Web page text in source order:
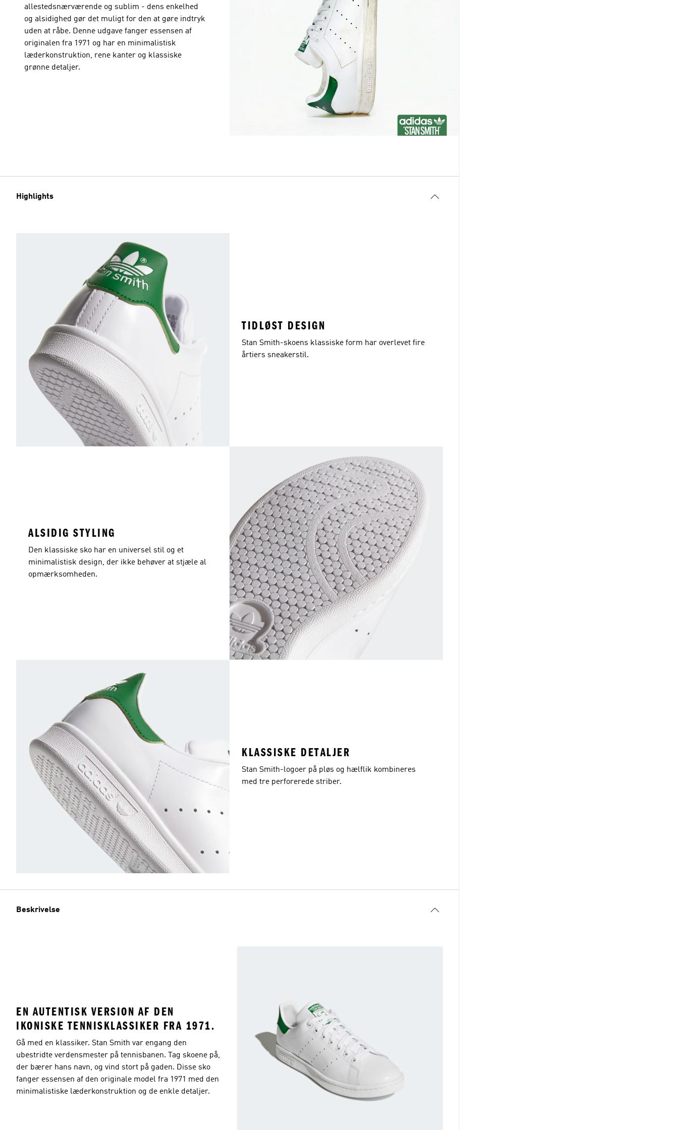
allestedsnærværende og sublim - dens enkelhed
og alsidighed gør det muligt for den at gøre indtryk
uden at råbe. Denne udgave fanger essensen af
originalen fra 1971 og har en minimalistisk
læderkonstruktion, rene kanter og klassiske
grønne detaljer.
Highlights
TIDLØST DESIGN
Stan Smith-skoens klassiske form har overlevet fire
årtiers sneakerstil.
ALSIDIG STYLING
Den klassiske sko har en universel stil og et
minimalistisk design, der ikke behøver at stjæle al
opmærksomheden.
KLASSISKE DETALJER
Stan Smith-logoer på pløs og hælflik kombineres
med tre perforerede striber.
Beskrivelse
EN AUTENTISK VERSION AF DEN
IKONISKE TENNISKLASSIKER FRA 1971.
Gå med en klassiker. Stan Smith var engang den
ubestridte verdensmester på tennisbanen. Tag skoene på,
der bærer hans navn, og vind stort på gaden. Disse sko
fanger essensen af den originale model fra 1971 med den
minimalistiske læderkonstruktion og de enkle detaljer.